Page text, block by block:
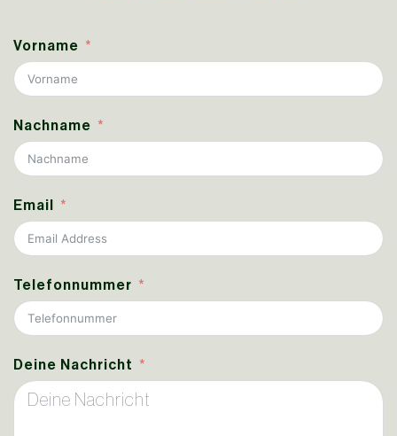
Vorname
Nachname
Email
Telefonnummer
Deine Nachricht